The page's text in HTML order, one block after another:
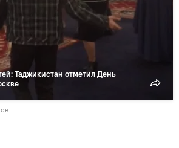
Таджикистан отметил День